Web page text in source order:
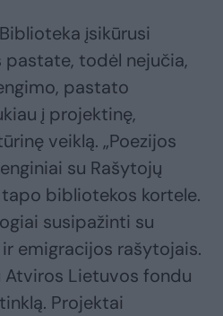
įsikūrusi
todėl nejučia,
pastato
į projektinę,
veiklą. „Poezijos
su Rašytojų
bibliotekos kortele.
susipažinti su
emigracijos rašytojais.
Lietuvos fondu
Projektai